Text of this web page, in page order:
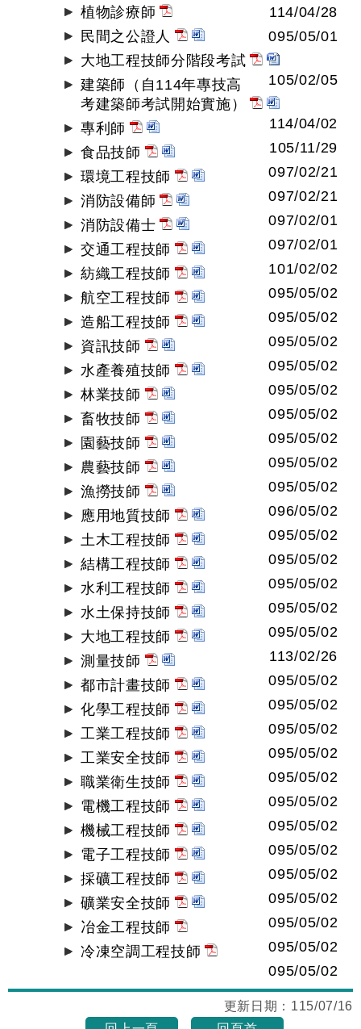
植物診療師
114/04/28
民間之公證人
095/05/01
大地工程技師分階段考試
105/02/05
建築師（自114年專技高
考建築師考試開始實施）
114/04/02
專利師
105/11/29
食品技師
097/02/21
環境工程技師
097/02/21
消防設備師
097/02/01
消防設備士
097/02/01
交通工程技師
101/02/02
紡織工程技師
095/05/02
航空工程技師
095/05/02
造船工程技師
095/05/02
資訊技師
095/05/02
水產養殖技師
095/05/02
林業技師
095/05/02
畜牧技師
095/05/02
園藝技師
095/05/02
農藝技師
095/05/02
漁撈技師
096/05/02
應用地質技師
095/05/02
土木工程技師
095/05/02
結構工程技師
095/05/02
水利工程技師
095/05/02
水土保持技師
095/05/02
大地工程技師
113/02/26
測量技師
095/05/02
都市計畫技師
095/05/02
化學工程技師
095/05/02
工業工程技師
095/05/02
工業安全技師
095/05/02
職業衛生技師
095/05/02
電機工程技師
095/05/02
機械工程技師
095/05/02
電子工程技師
095/05/02
採礦工程技師
095/05/02
礦業安全技師
095/05/02
冶金工程技師
095/05/02
冷凍空調工程技師
095/05/02
更新日期： 115/07/16